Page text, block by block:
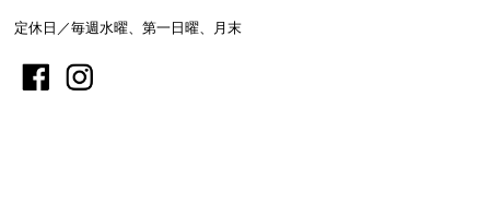
定休日／毎週水曜、第一日曜、月末